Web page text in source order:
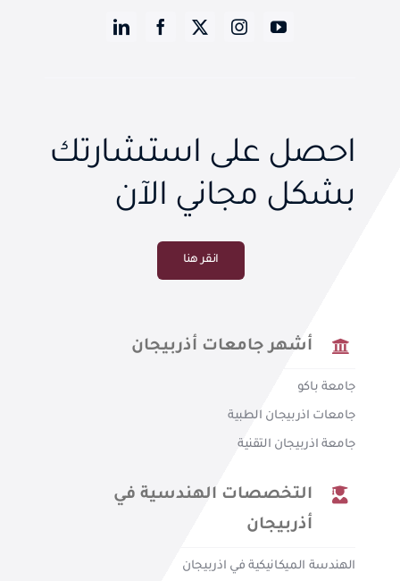
احصل على استشارتك
بشكل مجاني الآن
انقر هنا
أشهر جامعات أذربيجان
جامعة باكو
جامعات اذربيجان الطبية
جامعة اذربيجان التقنية
التخصصات الهندسية في
أذربيجان
الهندسة الميكانيكية في اذربيجان